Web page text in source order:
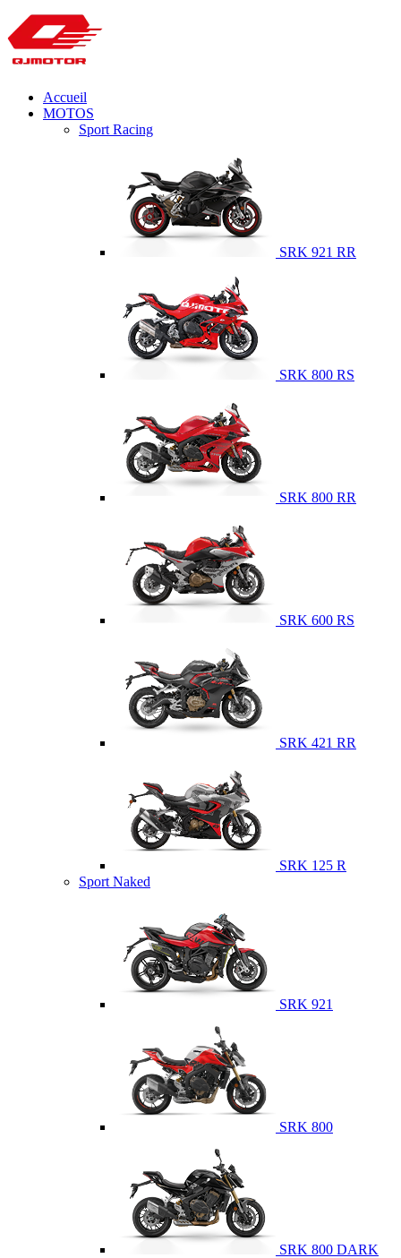
Accueil
MOTOS
Sport Racing
SRK 921 RR
SRK 800 RS
SRK 800 RR
SRK 600 RS
SRK 421 RR
SRK 125 R
Sport Naked
SRK 921
SRK 800
SRK 800 DARK